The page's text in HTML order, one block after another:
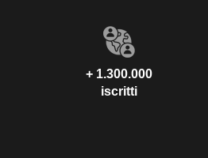
+ 1.300.000
iscritti